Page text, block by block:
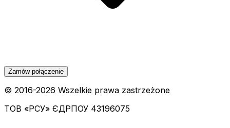
Zamów połączenie
© 2016-2026 Wszelkie prawa zastrzeżone
ТОВ «РСУ» ЄДРПОУ 43196075